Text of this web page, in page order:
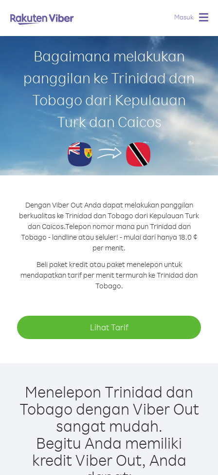
Masuk
Bagaimana melakukan
panggilan ke Trinidad dan
Tobago dari Kepulauan
Turk dan Caicos
Dengan Viber Out Anda dapat melakukan panggilan
berkualitas ke Trinidad dan Tobago dari Kepulauan Turk
dan Caicos.Telepon nomor mana pun Trinidad dan
Tobago - landline atau seluler! - mulai dari hanya 18.0 ¢
per menit.
Beli paket kredit atau paket menelepon untuk
mendapatkan tarif per menit termurah ke Trinidad dan
Tobago.
Lihat Tarif
Menelepon Trinidad dan
Tobago dengan Viber Out
sangat mudah.
Begitu Anda memiliki
kredit Viber Out, Anda